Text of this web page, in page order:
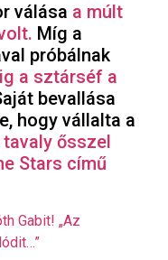
válása a múlt
Míg a
próbálnak
a sztárséf a
bevallása
hogy vállalta a
tavaly ősszel
Stars című
Gabit! „Az